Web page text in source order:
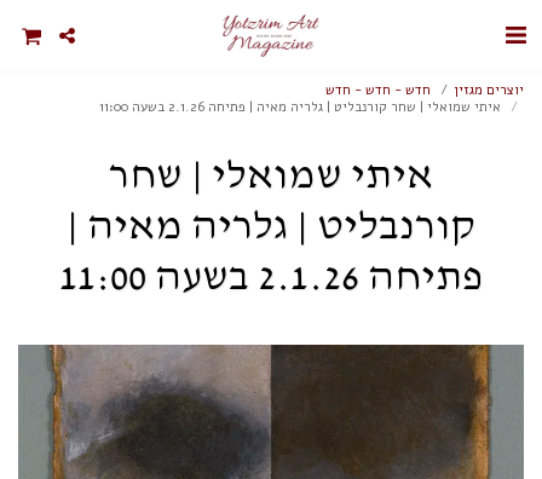
יוצרים מגזין
חדש - חדש - חדש
איתי שמואלי | שחר קורנבליט | גלריה מאיה | פתיחה 2.1.26 בשעה 11:00
איתי שמואלי | שחר
קורנבליט | גלריה מאיה |
פתיחה 2.1.26 בשעה 11:00